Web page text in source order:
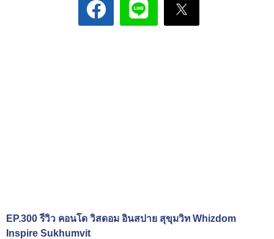
EP.300 รีวิว คอนโด วิสดอม อินสปาย สุขุมวิท Whizdom
Inspire Sukhumvit